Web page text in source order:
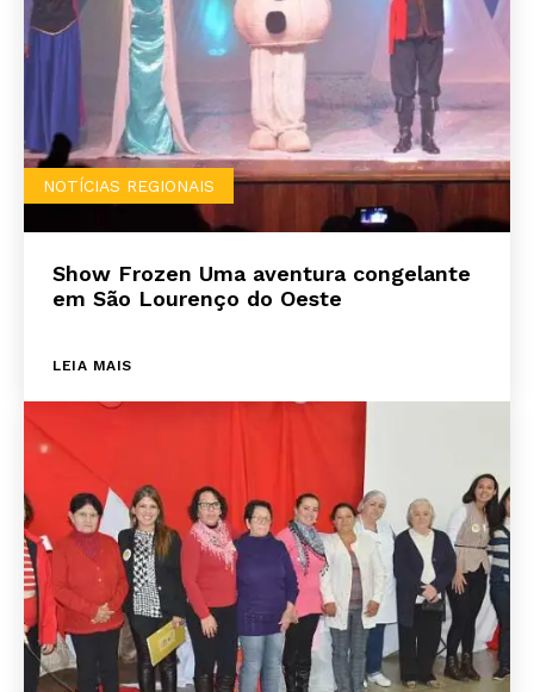
NOTÍCIAS REGIONAIS
Show Frozen Uma aventura congelante
em São Lourenço do Oeste
LEIA MAIS